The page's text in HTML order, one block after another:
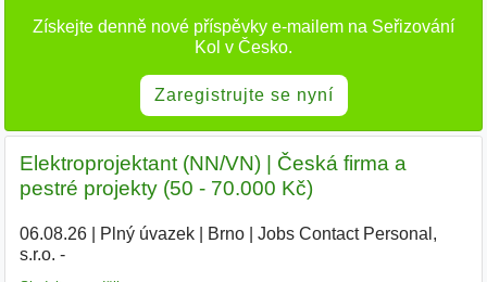
Získejte denně nové příspěvky e-mailem na Seřizování
Kol v Česko.
Zaregistrujte se nyní
Elektroprojektant (NN/VN) | Česká firma a
pestré projekty (50 - 70.000 Kč)
06.08.26| Plný úvazek| Brno|
Jobs Contact Personal,
s.r.o. -